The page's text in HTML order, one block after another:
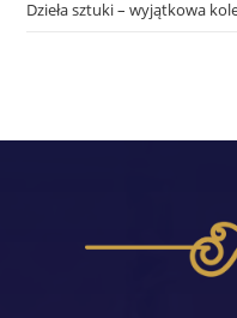
Dzieła sztuki – wyjątkowa